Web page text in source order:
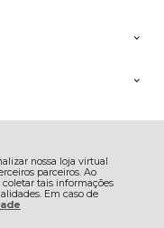
nossa loja virtual
parceiros. Ao
tais informações
Em caso de
- Jd Ipanema - 86015-
reservados - Inoxlon - 2026